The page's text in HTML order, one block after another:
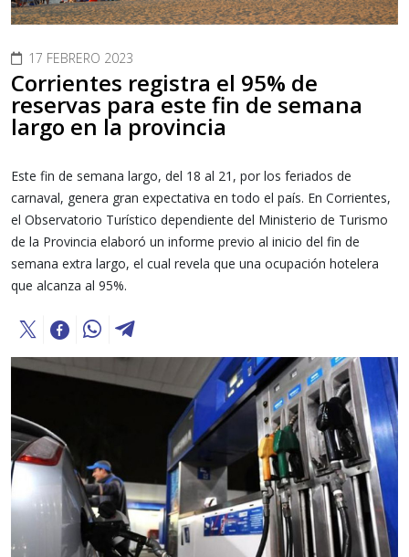
17 FEBRERO 2023
Corrientes registra el 95% de
reservas para este fin de semana
largo en la provincia
Este fin de semana largo, del 18 al 21, por los feriados de
carnaval, genera gran expectativa en todo el país. En Corrientes,
el Observatorio Turístico dependiente del Ministerio de Turismo
de la Provincia elaboró un informe previo al inicio del fin de
semana extra largo, el cual revela que una ocupación hotelera
que alcanza al 95%.